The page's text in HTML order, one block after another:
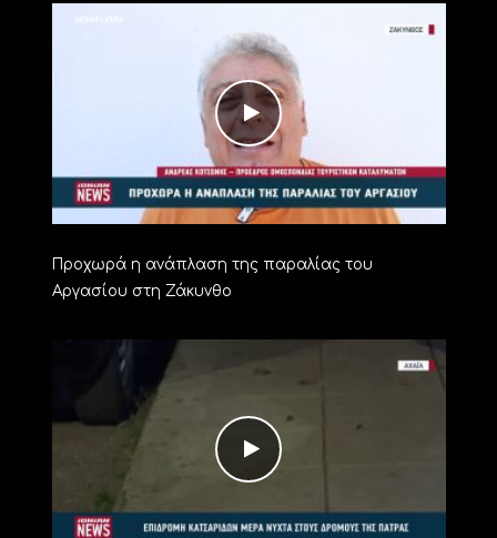
Προχωρά η ανάπλαση της παραλίας του
Αργασίου στη Ζάκυνθο